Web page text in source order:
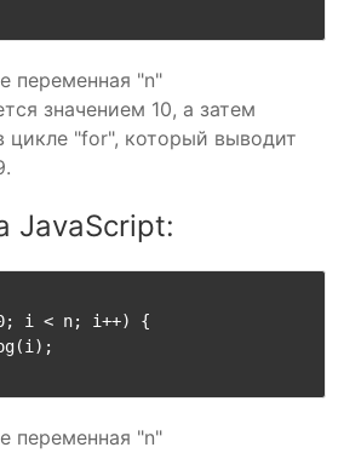
переменная "n"
значением 10, а затем
цикле "for", который выводит
JavaScript:
i < n; i++) {
переменная "n"